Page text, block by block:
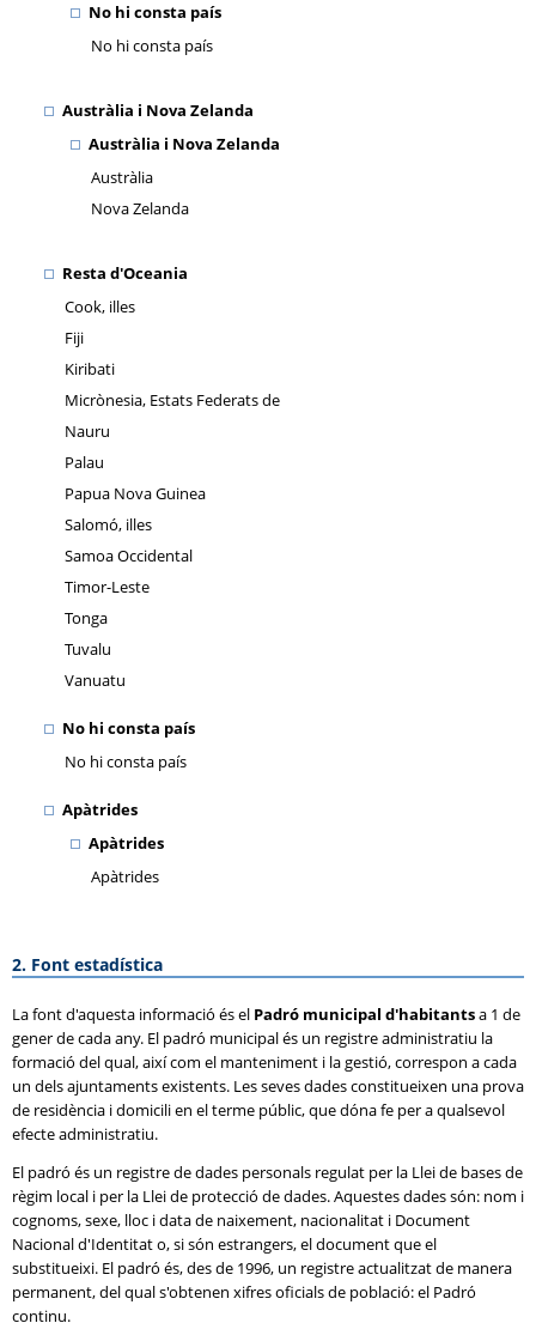
No hi consta país
No hi consta país
Austràlia i Nova Zelanda
Austràlia i Nova Zelanda
Austràlia
Nova Zelanda
Resta d'Oceania
Cook, illes
Fiji
Kiribati
Micrònesia, Estats Federats de
Nauru
Palau
Papua Nova Guinea
Salomó, illes
Samoa Occidental
Timor-Leste
Tonga
Tuvalu
Vanuatu
No hi consta país
No hi consta país
Apàtrides
Apàtrides
Apàtrides
2. Font estadística
La font d'aquesta informació és el Padró municipal d'habitantsa 1 de
gener de cada any. El padró municipal és un registre administratiu la
formació del qual, així com el manteniment i la gestió, correspon a cada
un dels ajuntaments existents. Les seves dades constitueixen una prova
de residència i domicili en el terme públic, que dóna fe per a qualsevol
efecte administratiu.
El padró és un registre de dades personals regulat per la Llei de bases de
règim local i per la Llei de protecció de dades. Aquestes dades són: nom i
cognoms, sexe, lloc i data de naixement, nacionalitat i Document
Nacional d'Identitat o, si són estrangers, el document que el
substitueixi. El padró és, des de 1996, un registre actualitzat de manera
permanent, del qual s'obtenen xifres oficials de població: el Padró
continu.